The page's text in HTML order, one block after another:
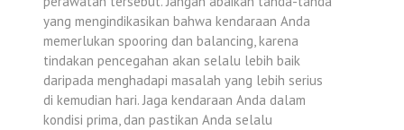
yang mengindikasikan bahwa kendaraan Anda
memerlukan spooring dan balancing, karena
tindakan pencegahan akan selalu lebih baik
daripada menghadapi masalah yang lebih serius
di kemudian hari. Jaga kendaraan Anda dalam
kondisi prima, dan pastikan Anda selalu